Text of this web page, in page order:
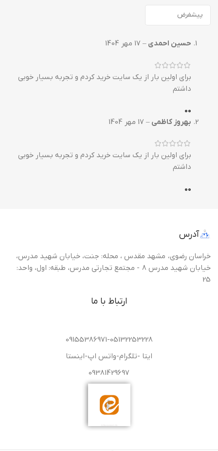
حسین احمدی – 17 مهر 1404
برای اولین بار از یک سایت خرید کردم و تجربه بسیار خوبی
داشتم
0
0
بهروز کاظمی – 17 مهر 1404
برای اولین بار از یک سایت خرید کردم و تجربه بسیار خوبی
داشتم
0
0
آدرس
خراسان رضوی، مشهد مقدس ، محله: جنت، خیابان شهید مدرس،
خیابان شهید مدرس 8 - مجتمع تجارتی مدرس، طبقه: اول، واحد:
25
ارتباط با ما
09155386971-05132253228
ایتا -تلگرام-واتس اپ-اینستا
09381429697